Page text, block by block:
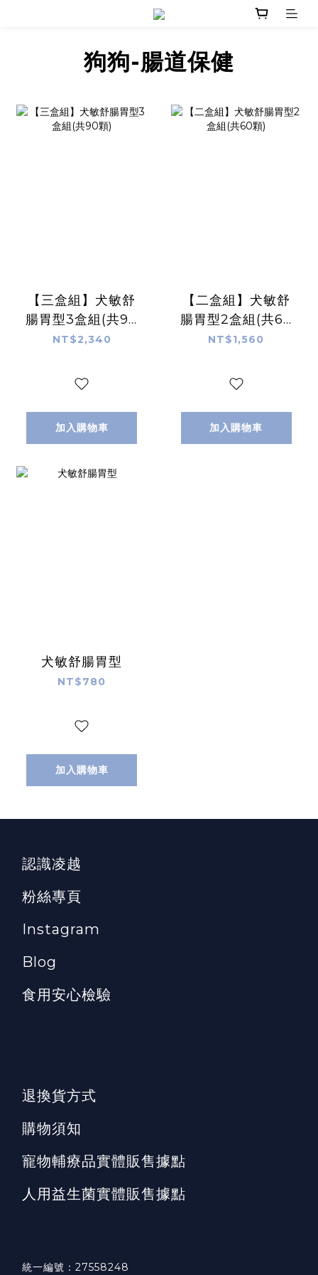
狗狗-腸道保健
【三盒組】犬敏舒
腸胃型3盒組(共90
顆)
NT$2,340
加入購物車
【二盒組】犬敏舒
腸胃型2盒組(共60
顆)
NT$1,560
加入購物車
犬敏舒腸胃型
NT$780
加入購物車
認識凌越
粉絲專頁
Instagram
Blog
食用安心檢驗
退換貨方式
購物須知
寵物輔療品實體販售據點
人用益生菌實體販售據點
統一編號：27558248